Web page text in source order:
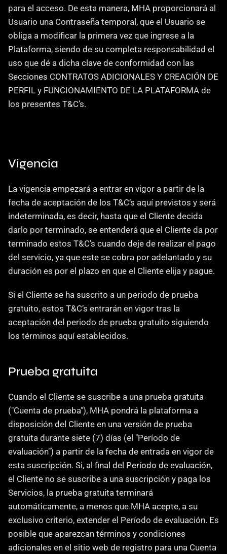
para el acceso. De esta manera, MHA proporcionará al
Usuario una Contraseña temporal, que el Usuario se
obliga a modificar la primera vez que ingrese a la
Plataforma, siendo de su completa responsabilidad el
uso que dé a dicha clave de conformidad con las
Secciones CONTRATOS ADICIONALES Y CREACIÓN DE
PERFIL y FUNCIONAMIENTO DE LA PLATAFORMA de
los presentes T&C’s.
Vigencia
La vigencia empezará a entrar en vigor a partir de la
fecha de aceptación de los T&C’s aquí previstos y será
indeterminada, es decir, hasta que el Cliente decida
darlo por terminado, se entenderá que el Cliente da por
terminado estos T&C’s cuando deje de realizar el pago
del servicio, ya que este se cobra por adelantado y su
duración es por el plazo en que el Cliente elija y pague.
Si el Cliente se ha suscrito a un periodo de prueba
gratuito, estos T&C’s entrarán en vigor tras la
aceptación del periodo de prueba gratuito siguiendo
los términos aquí establecidos.
Prueba gratuita
Cuando el Cliente se suscribe a una prueba gratuita
("Cuenta de prueba"), MHA pondrá la plataforma a
disposición del Cliente en una versión de prueba
gratuita durante siete (7) días (el "Período de
evaluación") a partir de la fecha de entrada en vigor de
esta suscripción. Si, al final del Período de evaluación,
el Cliente no se suscribe a una suscripción y paga los
Servicios, la prueba gratuita terminará
automáticamente, a menos que MHA acepte, a su
exclusivo criterio, extender el Período de evaluación. Es
posible que aparezcan términos y condiciones
adicionales en el sitio web de registro para una Cuenta